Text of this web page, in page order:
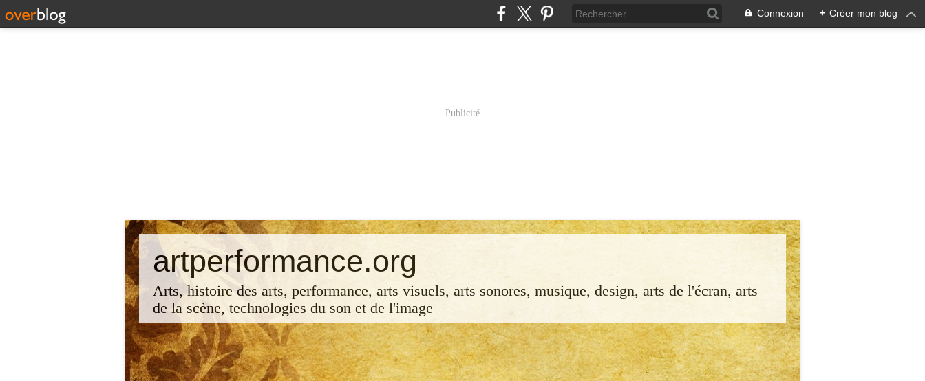
Connexion + Créer mon blog
Publicité
artperformance.org
Arts, histoire des arts, performance, arts visuels, arts sonores, musique, design, arts de l'écran, arts
de la scène, technologies du son et de l'image